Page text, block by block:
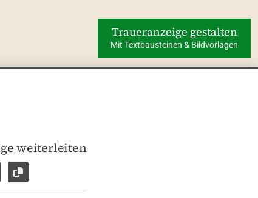
Traueranzeige gestalten
Mit Textbausteinen & Bildvorlagen
weiterleiten
Messenger weiterleiten
E-Mail versenden
Link zur Seite kopieren